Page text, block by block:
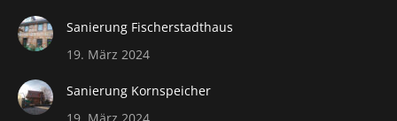
Sanierung Fischerstadthaus
19. März 2024
Sanierung Kornspeicher